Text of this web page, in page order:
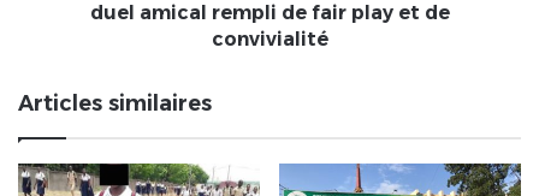
fair
play
et
de
duel amical rempli de fair play et de
convivialité
Articles similaires